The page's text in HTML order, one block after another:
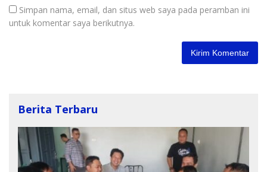
Simpan nama, email, dan situs web saya pada peramban ini
untuk komentar saya berikutnya.
Berita Terbaru